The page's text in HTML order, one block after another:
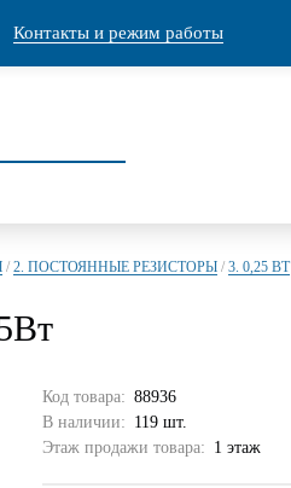
Контакты и режим работы
/ 2. ПОСТОЯННЫЕ РЕЗИСТОРЫ / 3. 0,25 ВТ
Код товара: 88936
В наличии: 119 шт.
Этаж продажи товара: 1 этаж